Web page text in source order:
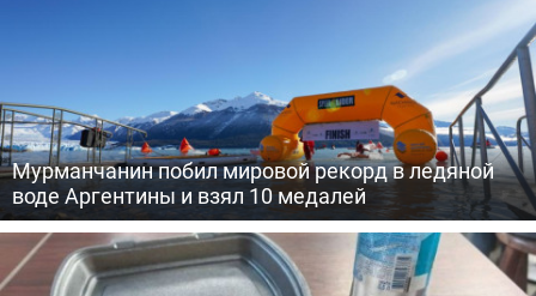
Мурманчанин побил мировой рекорд в ледяной
воде Аргентины и взял 10 медалей